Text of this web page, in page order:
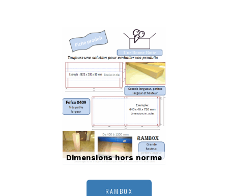
Dimensions hors norme
RAMBOX